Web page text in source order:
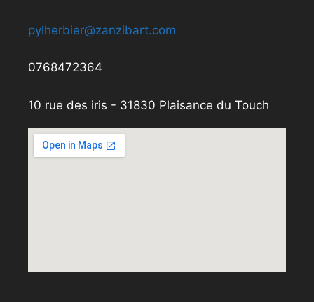
pylherbier@zanzibart.com
0768472364
10 rue des iris - 31830 Plaisance du Touch